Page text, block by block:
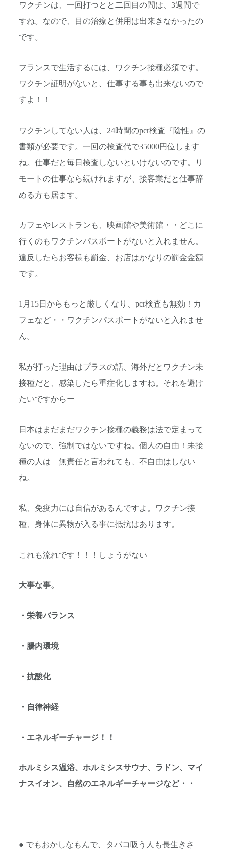
ワクチンは、一回打つとと二回目の間は、3週間で
すね。なので、目の治療と併用は出来きなかったの
です。
フランスで生活するには、ワクチン接種必須です。
ワクチン証明がないと、仕事する事も出来ないので
すよ！！
ワクチンしてない人は、24時間のpcr検査『陰性』の
書類が必要です。一回の検査代で35000円位します
ね。仕事だと毎日検査しないといけないのです。リ
モートの仕事なら続けれますが、接客業だと仕事辞
める方も居ます。
カフェやレストランも、映画館や美術館・・どこに
行くのもワクチンパスポートがないと入れません。
違反したらお客様も罰金、お店はかなりの罰金金額
です。
1月15日からもっと厳しくなり、pcr検査も無効！カ
フェなど・・ワクチンパスポートがないと入れませ
ん。
私が打った理由はプラスの話、海外だとワクチン未
接種だと、感染したら重症化しますね。それを避け
たいですからー
日本はまだまだワクチン接種の義務は法で定まって
ないので、強制ではないですね。個人の自由！未接
種の人は 無責任と言われても、不自由はしない
ね。
私、免疫力には自信があるんですよ。ワクチン接
種、身体に異物が入る事に抵抗はあります。
これも流れです！！！しょうがない
大事な事。
・栄養バランス
・腸内環境
・抗酸化
・自律神経
・エネルギーチャージ！！
ホルミシス温浴、ホルミシスサウナ、ラドン、マイ
ナスイオン、自然のエネルギーチャージなど・・
● でもおかしなもんで、タバコ吸う人も長生きさ